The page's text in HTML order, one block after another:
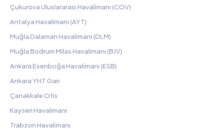
Çukurova Uluslararası Havalimanı (COV)
Antalya Havalimanı (AYT)
Muğla Dalaman Havalimanı (DLM)
Muğla Bodrum Milas Havalimanı (BJV)
Ankara Esenboğa Havalimanı (ESB)
Ankara YHT Garı
Çanakkale Ofis
Kayseri Havalimanı
Trabzon Havalimanı